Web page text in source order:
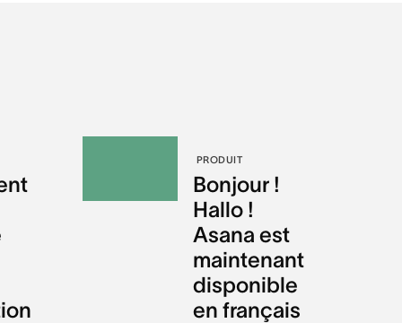
PRODUIT
Bonjour !
Hallo !
Asana est
maintenant
disponible
en français